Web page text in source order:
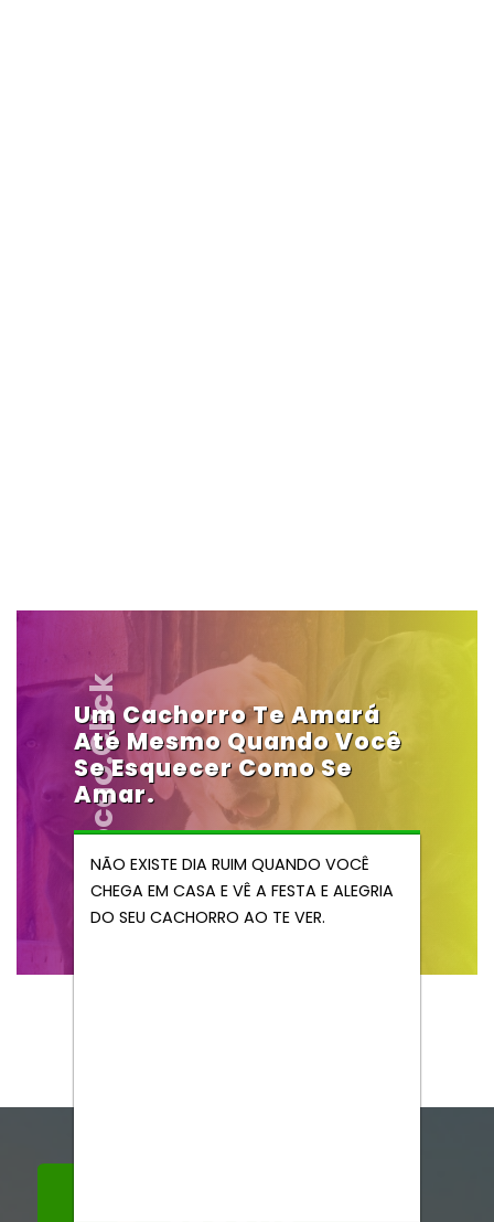
Vendocao.click
Um Cachorro Te Amará
Até Mesmo Quando Você
Se Esquecer Como Se
Amar.
NÃO EXISTE DIA RUIM QUANDO VOCÊ
CHEGA EM CASA E VÊ A FESTA E ALEGRIA
DO SEU CACHORRO AO TE VER.